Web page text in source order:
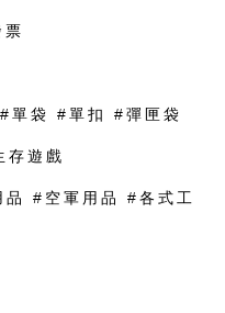
袋 #單扣 #彈匣袋
遊戲
#空軍用品 #各式工